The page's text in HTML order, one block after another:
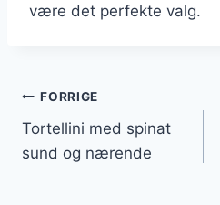
være det perfekte valg.
FORRIGE
Tortellini med spinat
sund og nærende